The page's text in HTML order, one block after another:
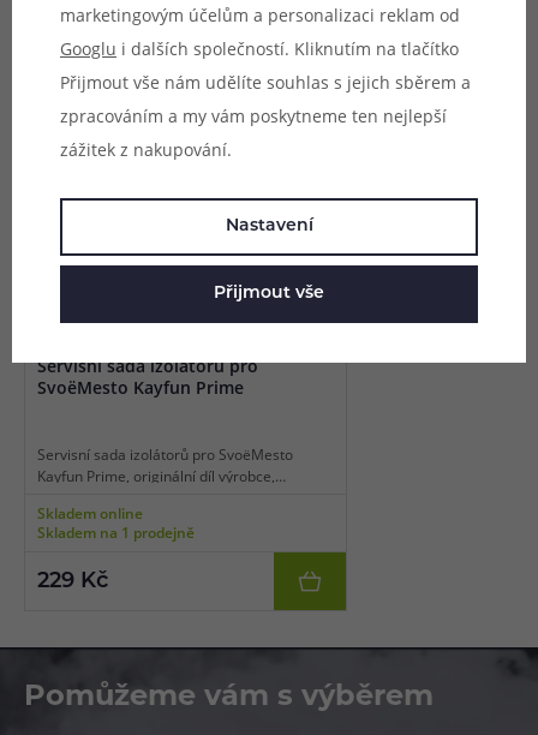
Servisní sada izolátorů pro
SvoëMesto Kayfun Prime
Servisní sada izolátorů pro SvoëMesto
Kayfun Prime, originální díl výrobce,
Skladem online
Skladem na 1 prodejně
229 Kč
Pomůžeme vám s výběrem
marketingovým účelům a personalizaci reklam od
Googlu i dalších společností. Kliknutím na tlačítko
Přijmout vše nám udělíte souhlas s jejich sběrem a
zpracováním a my vám poskytneme ten nejlepší
zážitek z nakupování.
Nastavení
Přijmout vše